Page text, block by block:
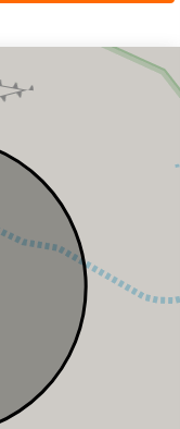
para
em contato